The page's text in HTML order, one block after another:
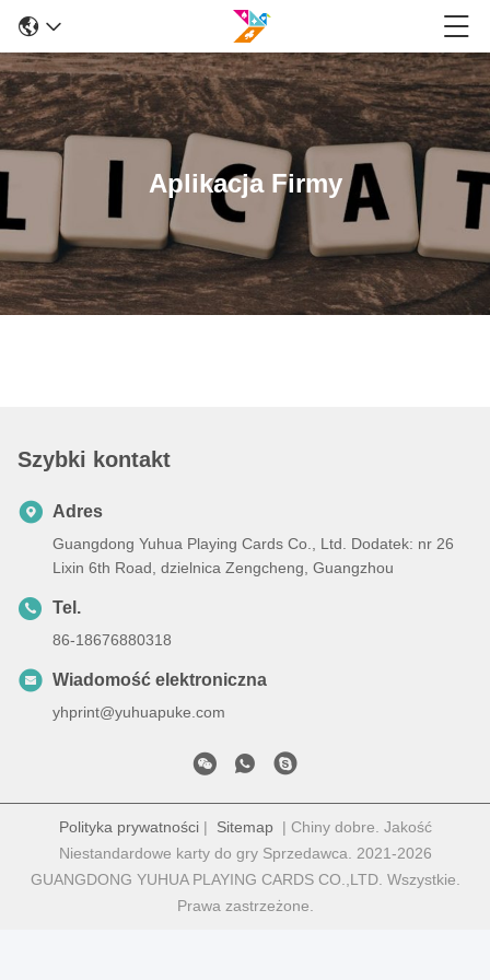
Aplikacja Firmy
Szybki kontakt
Adres
Guangdong Yuhua Playing Cards Co., Ltd. Dodatek: nr 26
Lixin 6th Road, dzielnica Zengcheng, Guangzhou
Tel.
86-18676880318
Wiadomość elektroniczna
yhprint@yuhuapuke.com
Polityka prywatności| Sitemap| Chiny dobre. Jakość
Niestandardowe karty do gry Sprzedawca. 2021-2026
GUANGDONG YUHUA PLAYING CARDS CO.,LTD. Wszystkie.
Prawa zastrzeżone.